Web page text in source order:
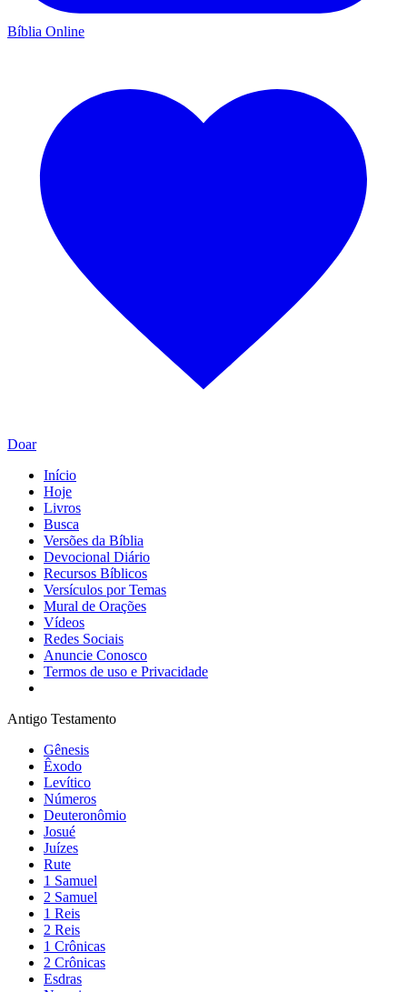
Bíblia Online
Doar
Início
Hoje
Livros
Busca
Versões da Bíblia
Devocional Diário
Recursos Bíblicos
Versículos por Temas
Mural de Orações
Vídeos
Redes Sociais
Anuncie Conosco
Termos de uso e Privacidade
Antigo Testamento
Gênesis
Êxodo
Levítico
Números
Deuteronômio
Josué
Juízes
Rute
1 Samuel
2 Samuel
1 Reis
2 Reis
1 Crônicas
2 Crônicas
Esdras